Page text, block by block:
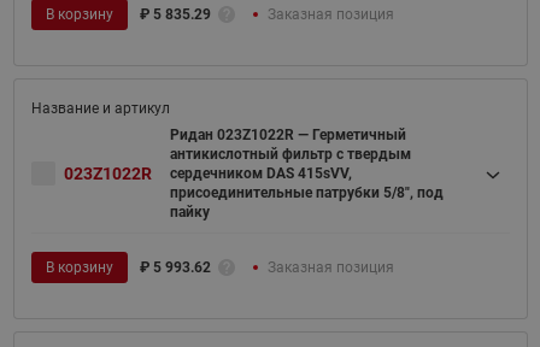
В корзину ₽ 5 835.29 Заказная позиция
023Z1022R
Ридан 023Z1022R — Герметичный
антикислотный фильтр с твердым
сердечником DAS 415sVV,
присоединительные патрубки 5/8", под
пайку
В корзину ₽ 5 993.62 Заказная позиция